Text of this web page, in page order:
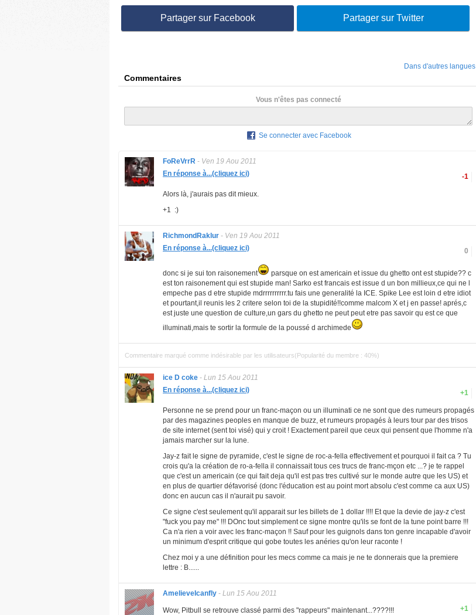
Partager sur Facebook Partager sur Twitter
Dans d'autres langues
Commentaires
Vous n'êtes pas connecté
Se connecter avec Facebook
FoReVrrR - Ven 19 Aou 2011
-1
En réponse à...(cliquez ici)
Alors là, j'aurais pas dit mieux.
+1 :)
RichmondRaklur - Ven 19 Aou 2011
0
En réponse à...(cliquez ici)
donc si je sui ton raisonement
parsque on est americain et issue du ghetto ont est stupide?? c
est ton raisonement qui est stupide man! Sarko est francais est issue d un bon millieux,ce qui ne l
empeche pas d etre stupide mdrrrrrrrrrr.tu fais une generalité la ICE. Spike Lee est loin d etre idiot
et pourtant,il reunis les 2 critere selon toi de la stupidité!!comme malcom X et j en passe! aprés,c
est juste une question de culture,un gars du ghetto ne peut peut etre pas savoir qu est ce que
illuminati,mais te sortir la formule de la poussé d archimede
Commentaire marqué comme indésirable par les utilisateurs(Popularité du membre : 40%)
ice D coke - Lun 15 Aou 2011
+1
En réponse à...(cliquez ici)
Personne ne se prend pour un franc-maçon ou un illuminati ce ne sont que des rumeurs propagés
par des magazines peoples en manque de buzz, et rumeurs propagés à leurs tour par des trisos
de site internet (sent toi visé) qui y croit ! Exactement pareil que ceux qui pensent que l'homme n'a
jamais marcher sur la lune.
Jay-z fait le signe de pyramide, c'est le signe de roc-a-fella effectivement et pourquoi il fait ca ? Tu
crois qu'a la création de ro-a-fella il connaissait tous ces trucs de franc-mçon etc ...? je te rappel
que c'est un americain (ce qui fait deja qu'il est pas tres cultivé sur le monde autre que les US) et
en plus de quartier défavorisé (donc l'éducation est au point mort absolu c'est comme ca aux US)
donc en aucun cas il n'aurait pu savoir.
Ce signe c'est seulement qu'il apparait sur les billets de 1 dollar !!!! Et que la devie de jay-z c'est
"fuck you pay me" !!! DOnc tout simplement ce signe montre qu'ils se font de la tune point barre !!!
Ca n'a rien a voir avec les franc-maçon !! Sauf pour les guignols dans ton genre incapable d'avoir
un minimum d'esprit critique qui gobe toutes les anéries qu'on leur raconte !
Chez moi y a une définition pour les mecs comme ca mais je ne te donnerais que la premiere
lettre : B......
AmelieveIcanfly - Lun 15 Aou 2011
+1
Wow, Pitbull se retrouve classé parmi des "rappeurs" maintenant...????!!!